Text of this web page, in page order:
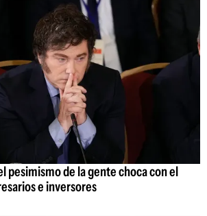
pesimismo de la gente choca con el
e inversores